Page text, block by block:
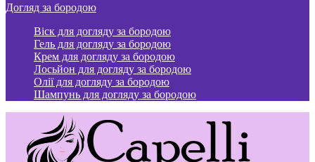
Догляд за бородою
Віск для догляду за бородою
Гель для догляду за бородою
Крем для догляду за бородою
Лосьйон для догляду за бородою
Олії для догляду за бородою
Шампунь для догляду за бородою